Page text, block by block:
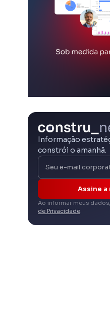
Informação
constrói o amanhã.
Assine
Ao informar meus
de Privacidade.